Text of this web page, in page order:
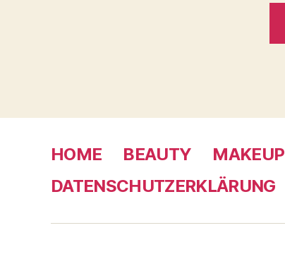
HOME BEAUTY MAKEUP
DATENSCHUTZERKLÄRUNG